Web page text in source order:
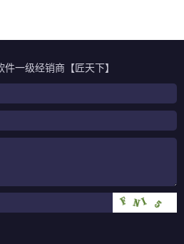
一级经销商【匠天下】